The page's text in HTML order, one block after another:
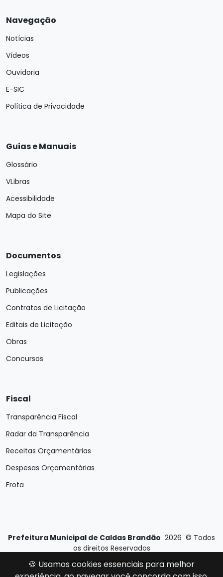
Navegação
Notícias
Vídeos
Ouvidoria
E-SIC
Política de Privacidade
Guias e Manuais
Glossário
VLibras
Acessibilidade
Mapa do Site
Documentos
Legislações
Publicações
Contratos de Licitação
Editais de Licitação
Obras
Concursos
Fiscal
Transparência Fiscal
Radar da Transparência
Receitas Orçamentárias
Despesas Orçamentárias
Frota
Prefeitura Municipal de Caldas Brandão 2026 © Todos
os direitos Reservados
Desenvolvido por E-Ticons| Versão: 2.4.0
🍪 Usamos cookies essenciais para melhor